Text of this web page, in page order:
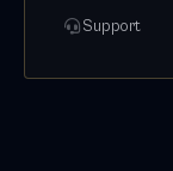
Support